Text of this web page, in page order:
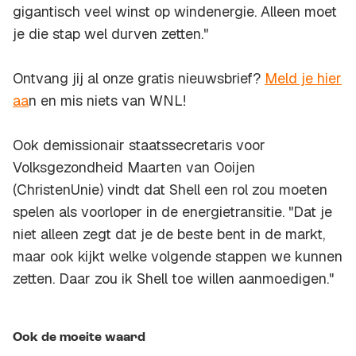
gigantisch veel winst op windenergie. Alleen moet
je die stap wel durven zetten."
Ontvang jij al onze gratis nieuwsbrief? Meld je hier
aan en mis niets van WNL!
Ook demissionair staatssecretaris voor
Volksgezondheid Maarten van Ooijen
(ChristenUnie) vindt dat Shell een rol zou moeten
spelen als voorloper in de energietransitie. "Dat je
niet alleen zegt dat je de beste bent in de markt,
maar ook kijkt welke volgende stappen we kunnen
zetten. Daar zou ik Shell toe willen aanmoedigen."
Ook de moeite waard